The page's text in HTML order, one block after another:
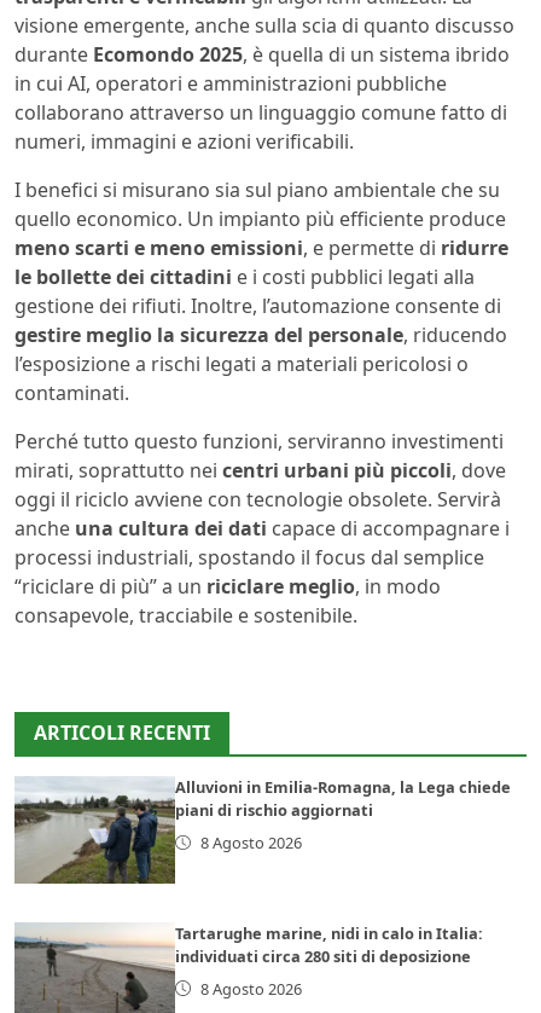
visione emergente, anche sulla scia di quanto discusso
durante Ecomondo 2025, è quella di un sistema ibrido
in cui AI, operatori e amministrazioni pubbliche
collaborano attraverso un linguaggio comune fatto di
numeri, immagini e azioni verificabili.
I benefici si misurano sia sul piano ambientale che su
quello economico. Un impianto più efficiente produce
meno scarti e meno emissioni, e permette di ridurre
le bollette dei cittadini e i costi pubblici legati alla
gestione dei rifiuti. Inoltre, l’automazione consente di
gestire meglio la sicurezza del personale, riducendo
l’esposizione a rischi legati a materiali pericolosi o
contaminati.
Perché tutto questo funzioni, serviranno investimenti
mirati, soprattutto nei centri urbani più piccoli, dove
oggi il riciclo avviene con tecnologie obsolete. Servirà
anche una cultura dei dati capace di accompagnare i
processi industriali, spostando il focus dal semplice
“riciclare di più” a un riciclare meglio, in modo
consapevole, tracciabile e sostenibile.
ARTICOLI RECENTI
Alluvioni in Emilia-Romagna, la Lega chiede
piani di rischio aggiornati
8 Agosto 2026
Tartarughe marine, nidi in calo in Italia:
individuati circa 280 siti di deposizione
8 Agosto 2026